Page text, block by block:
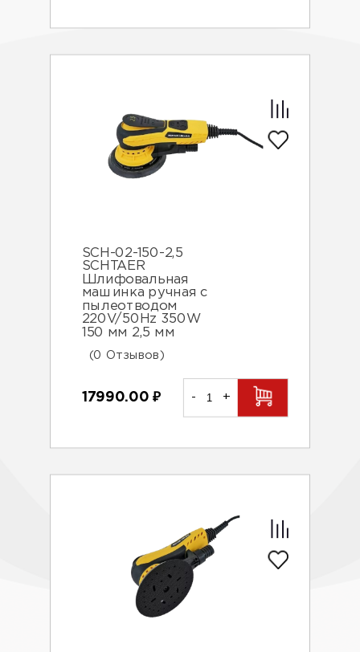
SCH-02-150-2,5
SCHTAER
Шлифовальная
машинка ручная с
пылеотводом
220V/50Hz 350W
150 мм 2,5 мм
(0 Отзывов)
17990.00₽ - +